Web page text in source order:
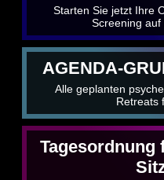
Starten Sie jetzt Ihre
Screening auf
AGENDA-
Alle geplanten
Retreats